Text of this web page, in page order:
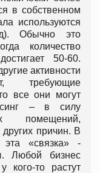
в собственном
используются
Обычно это
количество
50-60.
активности
требующие
все они могут
– в силу
помещений,
причин. В
эта «связка» -
Любой бизнес
кого-то растут